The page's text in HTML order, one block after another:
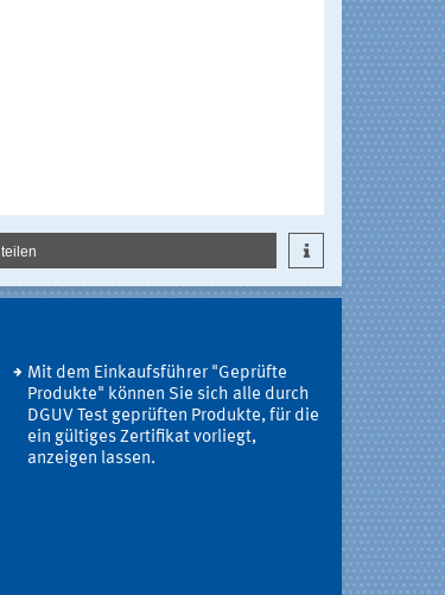
teilen
Mit dem Einkaufsführer "Geprüfte
Produkte" können Sie sich alle durch
DGUV Test geprüften Produkte, für die
ein gültiges Zertifikat vorliegt,
anzeigen lassen.